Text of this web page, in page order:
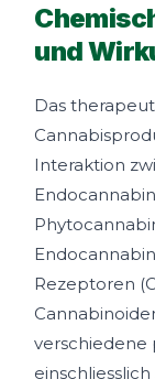
und
Das
Interaktion
Rezeptoren
verschiedene